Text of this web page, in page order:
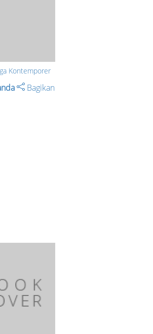
Kontemporer
Bagikan